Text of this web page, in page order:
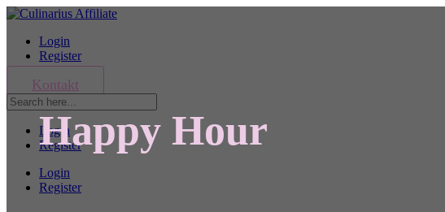
Login
Register
Kontakt
Login
Register
Login
Register
Happy Hour